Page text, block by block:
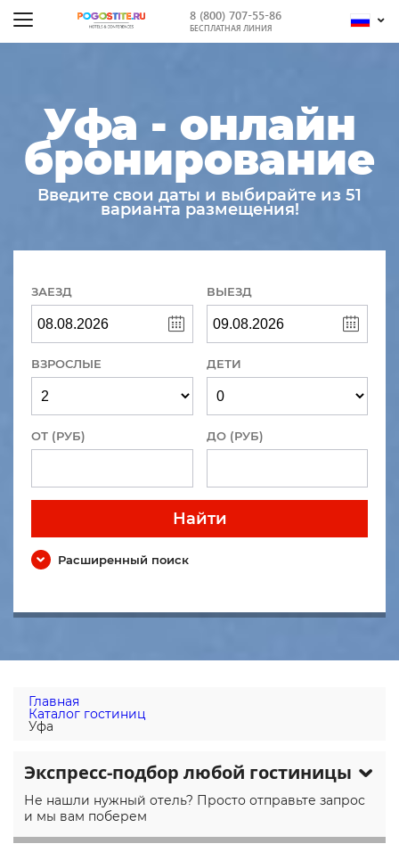
8 (800) 707-55-86
БЕСПЛАТНАЯ ЛИНИЯ
Уфа - онлайн
бронирование
Введите свои даты и выбирайте из 51
варианта размещения!
ЗАЕЗД ВЫЕЗД
ВЗРОСЛЫЕ ДЕТИ
ОТ (РУБ) ДО (РУБ)
Найти
Расширенный поиск
Главная
Каталог гостиниц
Уфа
Экспресс-подбор любой гостиницы
Не нашли нужный отель? Просто отправьте запрос
и мы вам поберем